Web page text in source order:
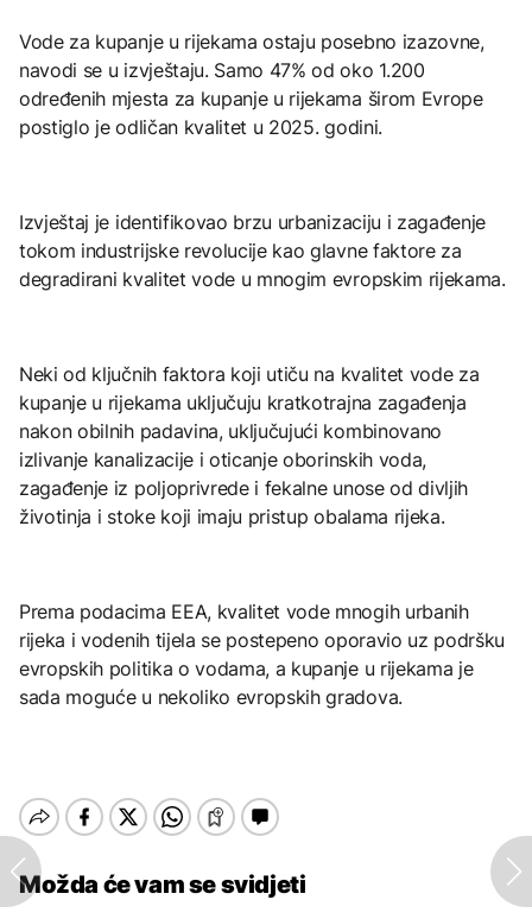
Vode za kupanje u rijekama ostaju posebno izazovne,
navodi se u izvještaju. Samo 47% od oko 1.200
određenih mjesta za kupanje u rijekama širom Evrope
postiglo je odličan kvalitet u 2025. godini.
Izvještaj je identifikovao brzu urbanizaciju i zagađenje
tokom industrijske revolucije kao glavne faktore za
degradirani kvalitet vode u mnogim evropskim rijekama.
Neki od ključnih faktora koji utiču na kvalitet vode za
kupanje u rijekama uključuju kratkotrajna zagađenja
nakon obilnih padavina, uključujući kombinovano
izlivanje kanalizacije i oticanje oborinskih voda,
zagađenje iz poljoprivrede i fekalne unose od divljih
životinja i stoke koji imaju pristup obalama rijeka.
Prema podacima EEA, kvalitet vode mnogih urbanih
rijeka i vodenih tijela se postepeno oporavio uz podršku
evropskih politika o vodama, a kupanje u rijekama je
sada moguće u nekoliko evropskih gradova.
Možda će vam se svidjeti